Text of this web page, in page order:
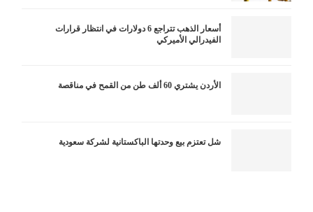
أسعار الذهب تتراجع 6 دولارات في انتظار قرارات
الفيدرالي الأميركي
الأردن يشتري 60 ألف طن من القمح في مناقصة
شل تعتزم بيع وحدتها الباكستانية لشركة سعودية